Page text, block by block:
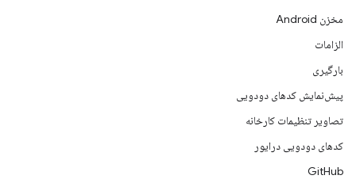
مخزن Android
الزامات
بارگیری
پیش‌نمایش کدهای دودویی
تصاویر تنظیمات کارخانه
کدهای دودویی درایور
GitHub